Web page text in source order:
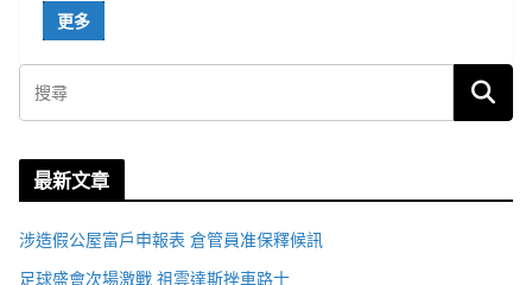
更多
最新文章
涉造假公屋富戶申報表 倉管員准保釋候訊
足球盛會次場激戰 祖雲達斯挫車路士